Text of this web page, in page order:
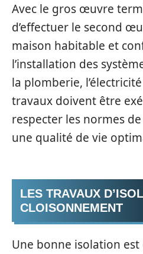
Avec le gros œuvre
d’effectuer le second
maison habitable et
l’installation des
la plomberie,
travaux doivent être
respecter les normes
une qualité de vie
LES TRAVAUX
CLOISONNEMENT
Une bonne isolation